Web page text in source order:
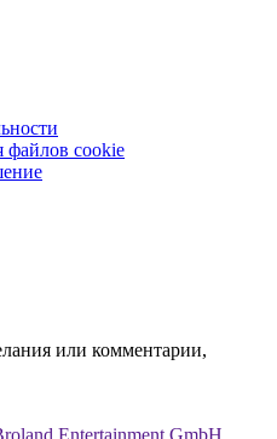
файлов cookie
или комментарии,